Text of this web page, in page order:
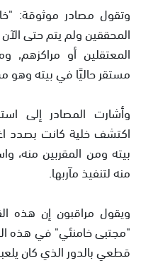
وتقول مصادر موثوقة:
المحققين ولم يتم حتى
المعتقلين أو مراكزهم,
مستقر حاليًا في بيته
وأشارت المصادر إلى
اكتشف خلية كانت بصدد
بيته ومن المقربين منه،
منه لتنفيذ مآربها.
ويقول مراقبون إن هذه
"مجتبى خامنئي" في هذه
قطعي بالدور الذي كان